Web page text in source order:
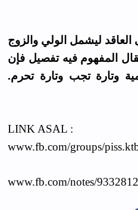
العاقد ليشمل الولي والزوج
المفهوم فيه تفصيل فإن
وتارة تجب وتارة تحرم.
LINK ASAL :
www.fb.com/groups/
www.fb.com/notes/